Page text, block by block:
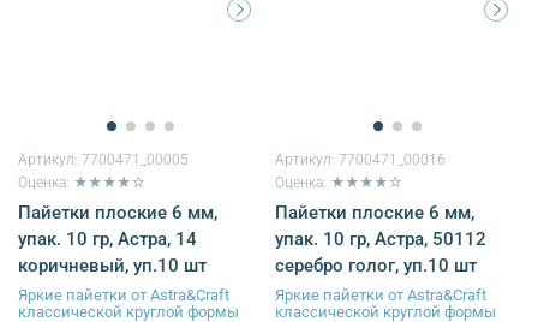
Артикул: 7700471_00005
Оценка: ★★★★☆
Пайетки плоские 6 мм,
упак. 10 гр, Астра, 14
коричневый, уп.10 шт
Яркие пайетки от Astra&Craft
классической круглой формы
Артикул: 7700471_00016
Оценка: ★★★★☆
Пайетки плоские 6 мм,
упак. 10 гр, Астра, 50112
серебро голог, уп.10 шт
Яркие пайетки от Astra&Craft
классической круглой формы